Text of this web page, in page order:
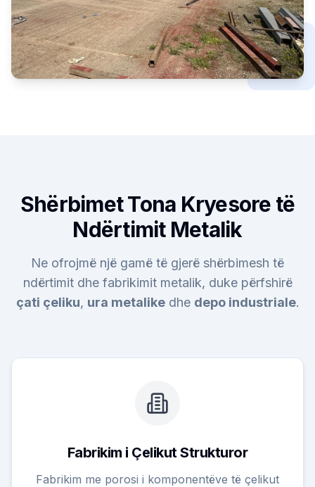
Shërbimet Tona Kryesore të
Ndërtimit Metalik
Ne ofrojmë një gamë të gjerë shërbimesh të
ndërtimit dhe fabrikimit metalik, duke përfshirë
çati çeliku, ura metalikedhe depo industriale.
Fabrikim i Çelikut Strukturor
Fabrikim me porosi i komponentëve të çelikut